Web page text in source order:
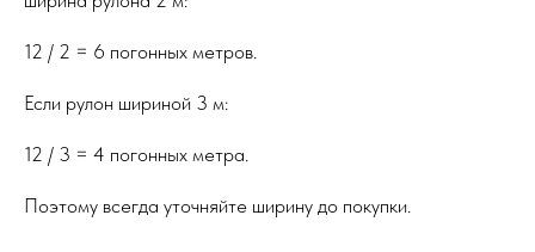
12 / 2 = 6 погонных метров.
Если рулон шириной 3 м:
12 / 3 = 4 погонных метра.
Поэтому всегда уточняйте ширину до покупки.